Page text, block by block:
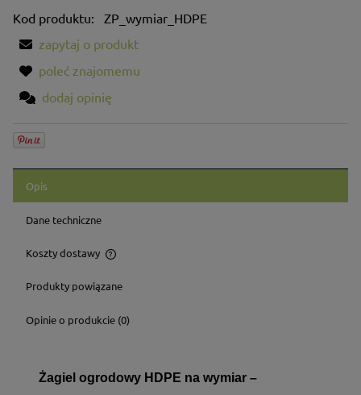
Kod produktu:
ZP_wymiar_HDPE
zapytaj o produkt
poleć znajomemu
dodaj opinię
Opis
Dane techniczne
Koszty dostawy
Cena nie zawiera ewentualnych kosztów płatności
Produkty powiązane
Opinie o produkcie (0)
Żagiel ogrodowy HDPE na wymiar –